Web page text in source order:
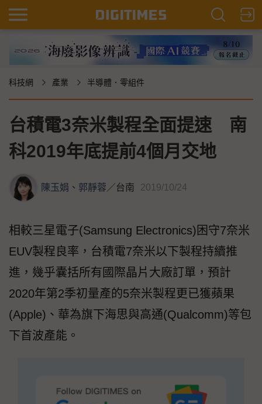
科技網 產業 半導體．零組件
台積電3奈米製程全面提速 南
科2019年底提前4個月交地
陳玉娟 、 郭靜蓉／台南 2019/10/24
相較三星電子(Samsung Electronics)困守7奈米
EUV製程良率，台積電7奈米以下製程持續推
進，幾乎囊括所有國際晶片大廠訂單，預計
2020年第2季初量產的5奈米製程更已獲蘋果
(Apple)、華為旗下海思與高通(Qualcomm)等包
下首波產能。